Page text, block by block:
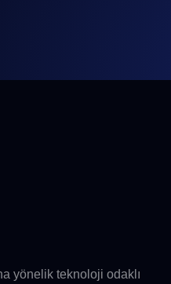
yönelik teknoloji odaklı